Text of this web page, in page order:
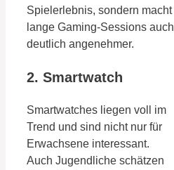
Spielerlebnis, sondern macht
lange Gaming-Sessions auch
deutlich angenehmer.
2. Smartwatch
Smartwatches liegen voll im
Trend und sind nicht nur für
Erwachsene interessant.
Auch Jugendliche schätzen